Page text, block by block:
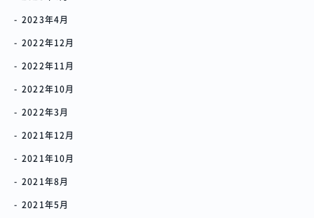
概要
プロジェクト
概要
2023年4月
2022年12月
2022年11月
2022年10月
2022年3月
2021年12月
2021年10月
2021年8月
2021年5月